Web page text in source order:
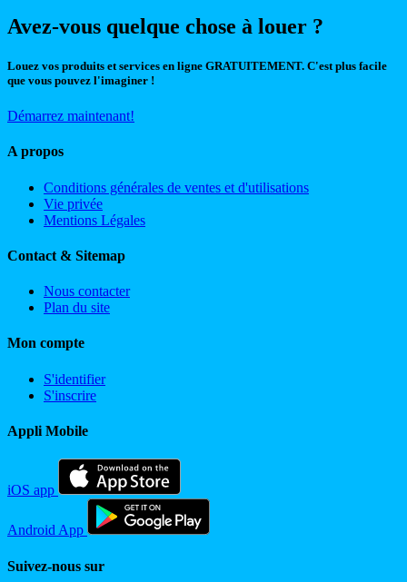
Avez-vous quelque chose à louer ?
Louez vos produits et services en ligne GRATUITEMENT. C'est plus facile
que vous pouvez l'imaginer !
Démarrez maintenant!
A propos
Conditions générales de ventes et d'utilisations
Vie privée
Mentions Légales
Contact & Sitemap
Nous contacter
Plan du site
Mon compte
S'identifier
S'inscrire
Appli Mobile
iOS app
Android App
Suivez-nous sur